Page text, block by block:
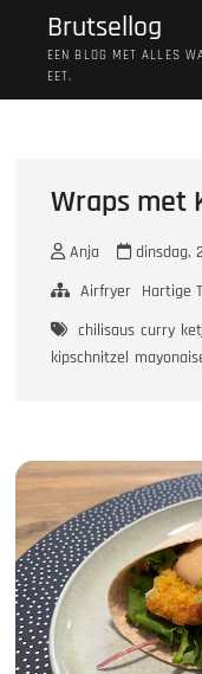
Brutsellog
EEN BLOG MET ALLES
EET.
Wraps met
Anja dinsdag,
Airfryer Hartige
chilisaus curry
kipschnitzel